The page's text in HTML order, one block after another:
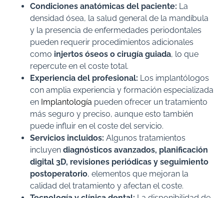
Condiciones anatómicas del paciente: La
densidad ósea, la salud general de la mandíbula
y la presencia de enfermedades periodontales
pueden requerir procedimientos adicionales
como injertos óseos o cirugía guiada, lo que
repercute en el coste total.
Experiencia del profesional: Los implantólogos
con amplia experiencia y formación especializada
en Implantología pueden ofrecer un tratamiento
más seguro y preciso, aunque esto también
puede influir en el coste del servicio.
Servicios incluidos: Algunos tratamientos
incluyen diagnósticos avanzados, planificación
digital 3D, revisiones periódicas y seguimiento
postoperatorio, elementos que mejoran la
calidad del tratamiento y afectan el coste.